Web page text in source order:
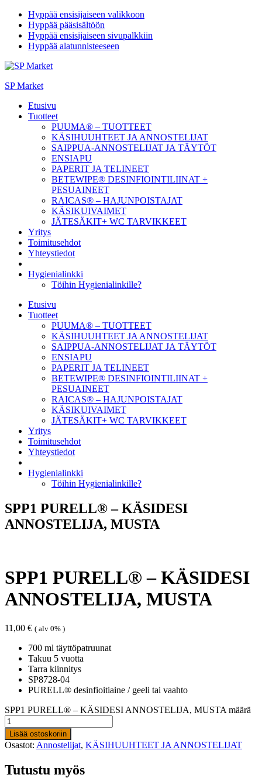
Hyppää ensisijaiseen valikkoon
Hyppää pääsisältöön
Hyppää ensisijaiseen sivupalkkiin
Hyppää alatunnisteeseen
SP Market
Etusivu
Tuotteet
PUUMA® – TUOTTEET
KÄSIHUUHTEET JA ANNOSTELIJAT
SAIPPUA-ANNOSTELIJAT JA TÄYTÖT
ENSIAPU
PAPERIT JA TELINEET
BETEWIPE® DESINFIOINTILIINAT +
PESUAINEET
RAICAS® – HAJUNPOISTAJAT
KÄSIKUIVAIMET
JÄTESÄKIT+ WC TARVIKKEET
Yritys
Toimitusehdot
Yhteystiedot
Hygienialinkki
Töihin Hygienialinkille?
Etusivu
Tuotteet
PUUMA® – TUOTTEET
KÄSIHUUHTEET JA ANNOSTELIJAT
SAIPPUA-ANNOSTELIJAT JA TÄYTÖT
ENSIAPU
PAPERIT JA TELINEET
BETEWIPE® DESINFIOINTILIINAT +
PESUAINEET
RAICAS® – HAJUNPOISTAJAT
KÄSIKUIVAIMET
JÄTESÄKIT+ WC TARVIKKEET
Yritys
Toimitusehdot
Yhteystiedot
Hygienialinkki
Töihin Hygienialinkille?
SPP1 PURELL® – KÄSIDESI
ANNOSTELIJA, MUSTA
SPP1 PURELL® – KÄSIDESI
ANNOSTELIJA, MUSTA
11,00 € ( alv 0% )
700 ml täyttöpatruunat
Takuu 5 vuotta
Tarra kiinnitys
SP8728-04
PURELL® desinfioitiaine / geeli tai vaahto
SPP1 PURELL® – KÄSIDESI ANNOSTELIJA, MUSTA määrä
Lisää ostoskoriin
Osastot: Annostelijat, KÄSIHUUHTEET JA ANNOSTELIJAT
Tutustu myös